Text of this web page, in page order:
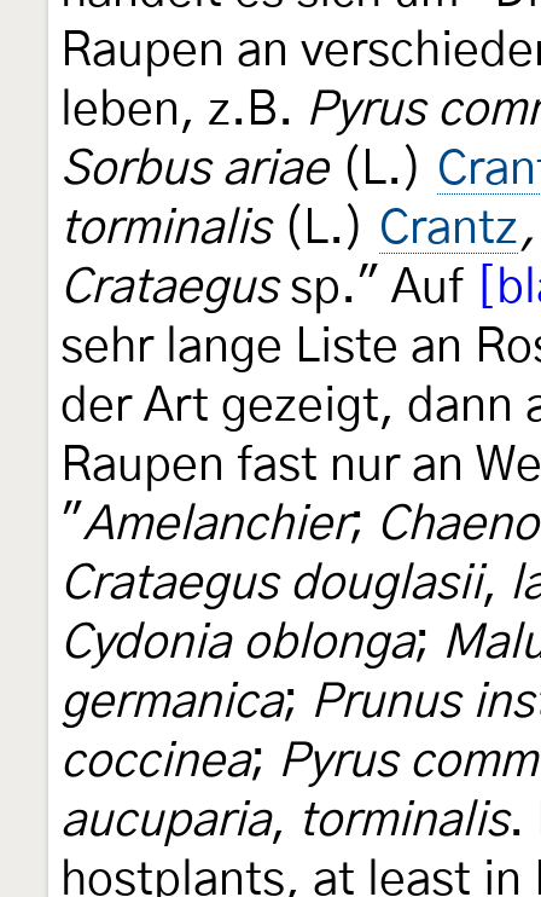
Raupen an
leben, z.B. Pyrus
Sorbus ariae(L.)
torminalis(L.) Crantz
Crataegussp." Auf
sehr lange Liste an
der Art gezeigt, dann
Raupen fast nur an
"Amelanchier;
Crataegus douglasii,
Cydonia oblonga;
germanica; Prunus
coccinea; Pyrus
aucuparia, torminalis.
hostplants, at least in